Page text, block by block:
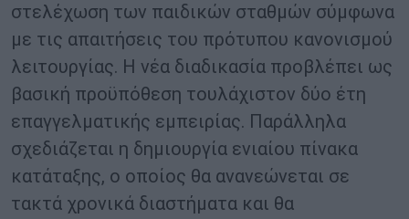
στελέχωση των παιδικών σταθμών σύμφωνα
με τις απαιτήσεις του πρότυπου κανονισμού
λειτουργίας. Η νέα διαδικασία προβλέπει ως
βασική προϋπόθεση τουλάχιστον δύο έτη
επαγγελματικής εμπειρίας. Παράλληλα
σχεδιάζεται η δημιουργία ενιαίου πίνακα
κατάταξης, ο οποίος θα ανανεώνεται σε
τακτά χρονικά διαστήματα και θα